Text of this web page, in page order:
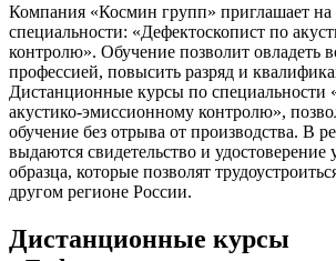
Компания «Космин групп» приглашает на
специальности: «Дефектоскопист по
контролю». Обучение позволит овладеть
профессией, повысить разряд и
Дистанционные курсы по специальности
акустико-эмиссионному контролю»,
обучение без отрыва от производства. В
выдаются свидетельство и удостоверение
образца, которые позволят
другом регионе России.
Дистанционные курсы